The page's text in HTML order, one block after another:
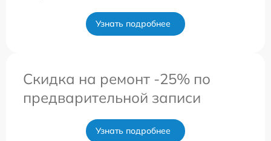
Узнать подробнее
Скидка на ремонт -25% по
предварительной записи
Узнать подробнее